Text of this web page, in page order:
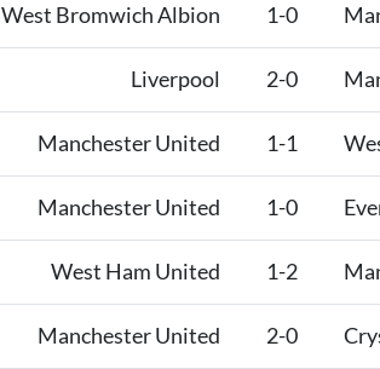
West Bromwich Albion 1-0
Liverpool 2-0
Manchester United 1-1
Manchester United 1-0
West Ham United 1-2
Manchester United 2-0